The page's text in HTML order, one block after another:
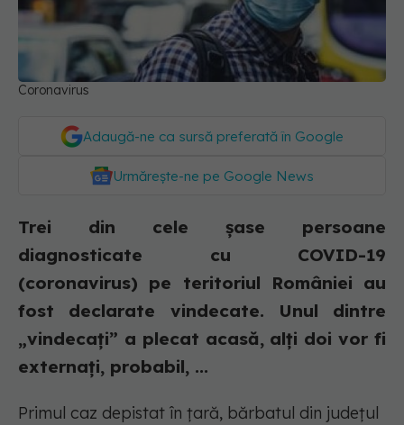
Coronavirus
Adaugă-ne ca sursă preferată în Google
Urmărește-ne pe Google News
Trei din cele șase persoane
diagnosticate cu COVID-19
(coronavirus) pe teritoriul României au
fost declarate vindecate. Unul dintre
„vindecați” a plecat acasă, alți doi vor fi
externați, probabil, ...
Primul caz depistat în țară, bărbatul din județul